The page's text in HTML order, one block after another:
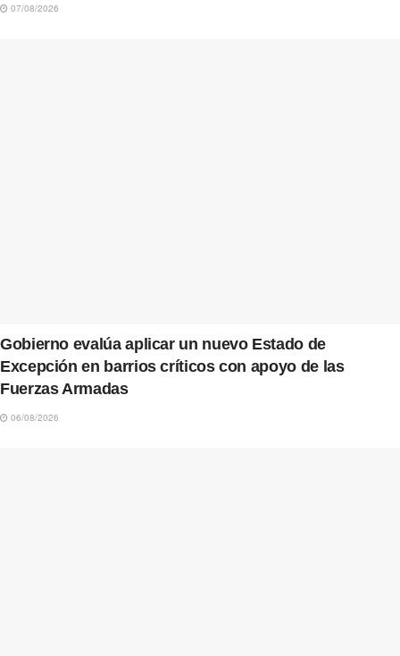
07/08/2026
Gobierno evalúa aplicar un nuevo Estado de
Excepción en barrios críticos con apoyo de las
Fuerzas Armadas
06/08/2026